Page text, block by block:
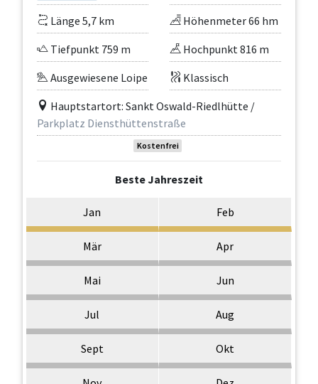
Länge 5,7 km
Höhenmeter 66 hm
Tiefpunkt 759 m
Hochpunkt 816 m
Ausgewiesene Loipe
Klassisch
Hauptstartort: Sankt Oswald-Riedlhütte /
Parkplatz Diensthüttenstraße
Kostenfrei
Beste Jahreszeit
Jan Feb
Mär Apr
Mai Jun
Jul Aug
Sept Okt